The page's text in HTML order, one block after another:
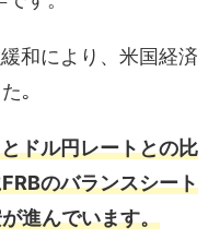
和により、米国経済
｡
ドル円レートとの比
のバランスシート
進んでいます。